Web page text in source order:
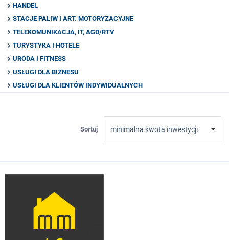
HANDEL
STACJE PALIW I ART. MOTORYZACYJNE
TELEKOMUNIKACJA, IT, AGD/RTV
TURYSTYKA I HOTELE
URODA I FITNESS
USŁUGI DLA BIZNESU
USŁUGI DLA KLIENTÓW INDYWIDUALNYCH
Sortuj minimalna kwota inwestycji